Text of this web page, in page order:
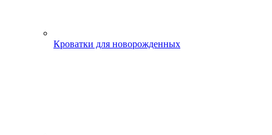
Кроватки для новорожденных